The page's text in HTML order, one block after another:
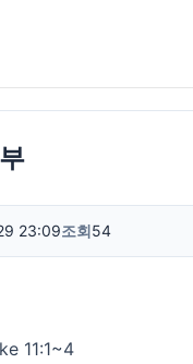
23:09조회54
11:1~4